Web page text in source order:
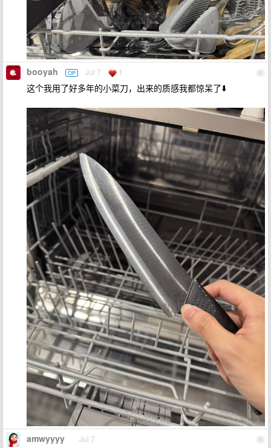
8
booyah OP Jul 7 1
这个我用了好多年的小菜刀，出来的质感我都惊呆了⬇️
9
amwyyyy Jul 7